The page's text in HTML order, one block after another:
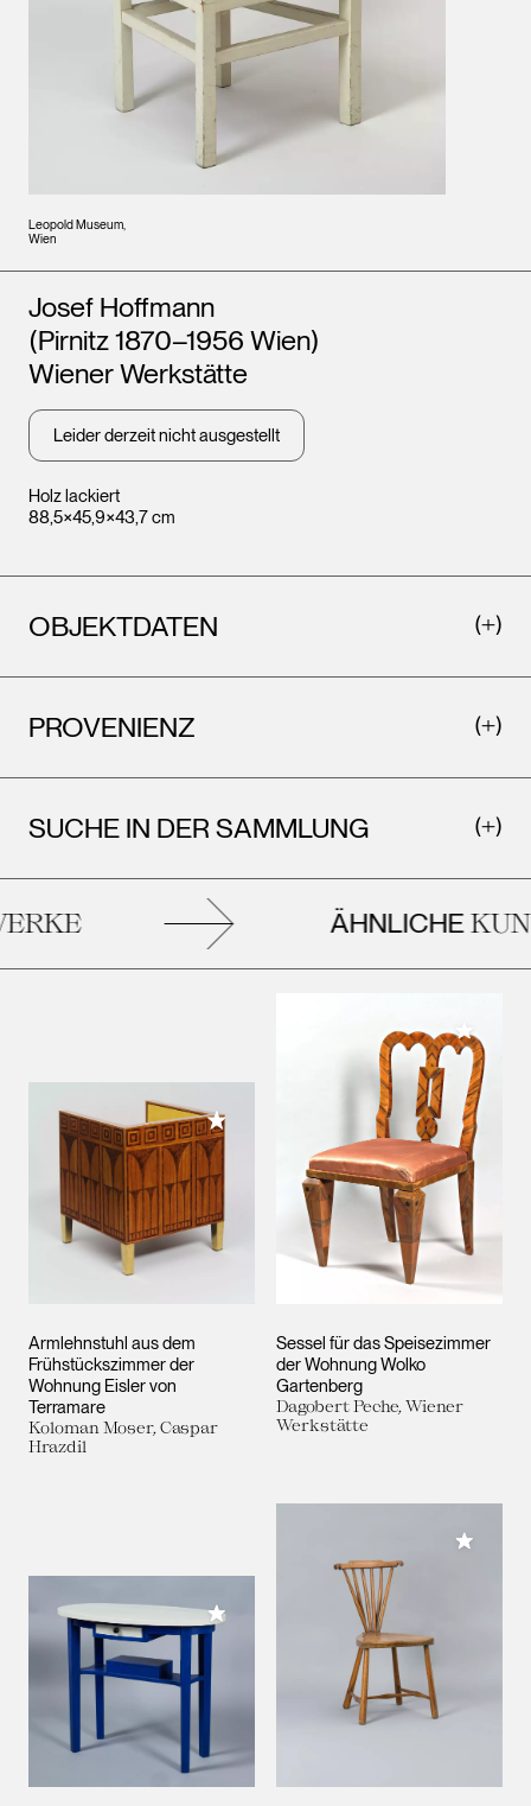
Leopold Museum,
Wien
Holz lackiert
88,5×45,9×43,7 cm
Künstler*innen
Josef Hoffmann
(Pirnitz 1870–1956 Wien)
Wiener Werkstätte
Leider derzeit nicht ausgestellt
OBJEKTDATEN
PROVENIENZ
SUCHE IN DER SAMMLUNG
ÄHNLICHE
Armlehnstuhl aus dem
Frühstückszimmer der
Wohnung Eisler von
Terramare
Koloman Moser, Caspar
Hrazdil
Meiner Sammlung hinzufügen
Sessel für das Speisezimmer
der Wohnung Wolko
Gartenberg
Dagobert Peche, Wiener
Werkstätte
Meiner
Meiner Sammlung hinzufügen
Meiner